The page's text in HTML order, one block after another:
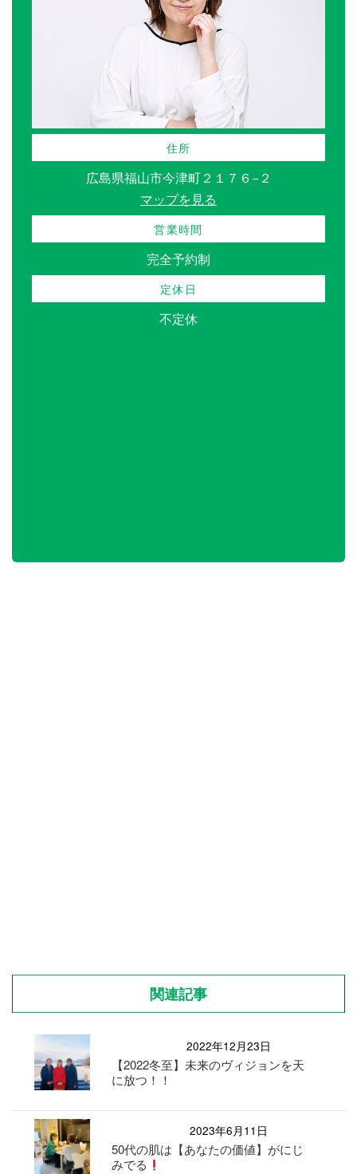
住所
広島県福山市今津町２１７６−２
マップを見る
営業時間
完全予約制
定休日
不定休
関連記事
2022年12月23日
【2022冬至】未来のヴィジョンを天
に放つ！！
2023年6月11日
50代の肌は【あなたの価値】がにじ
みでる